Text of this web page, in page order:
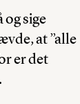
sige
at ”alle
er det